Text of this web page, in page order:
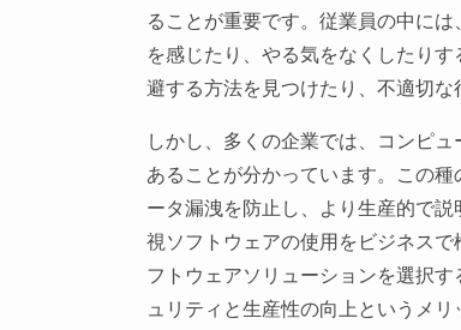
ることが重要です。従業員の中に
を感じたり、やる気をなくしたり
避する方法を見つけたり、不適切な
しかし、多くの企業では、コンピ
あることが分かっています。この
ータ漏洩を防止し、より生産的で
視ソフトウェアの使用をビジネス
フトウェアソリューションを選択
ュリティと生産性の向上というメ